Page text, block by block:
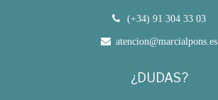
(+34) 91 304 33 03
atencion@marcialpons.es
¿DUDAS?